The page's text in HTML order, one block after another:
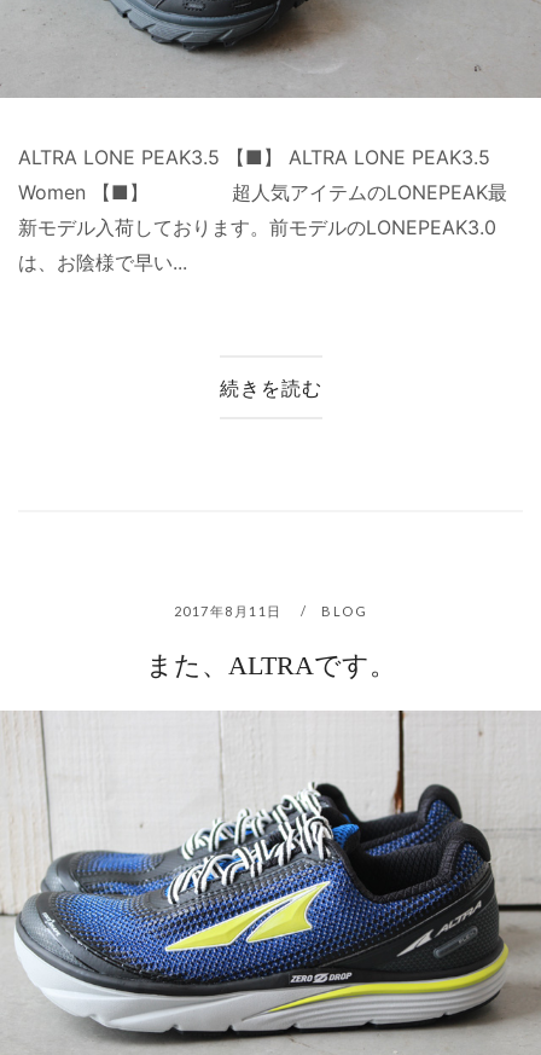
ALTRA LONE PEAK3.5 【■】 ALTRA LONE PEAK3.5
Women 【■】 超人気アイテムのLONEPEAK最
新モデル入荷しております。前モデルのLONEPEAK3.0
は、お陰様で早い...
続きを読む
2017年8月11日 BLOG
また、ALTRAです。